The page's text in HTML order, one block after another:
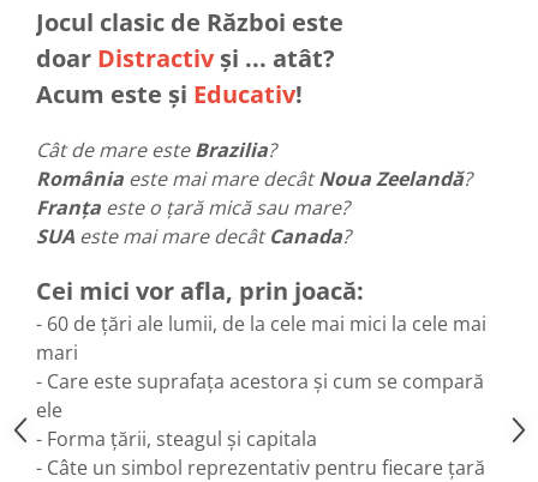
Jocul clasic de Război este
doar Distractivși ... atât?
Acum este și Educativ!
Cât de mare esteBrazilia?
România este mai mare decâtNoua Zeelandă?
Franța este o țară mică sau mare?
SUA este mai mare decâtCanada?
Cei mici vor afla, prin joacă:
- 60 de țări ale lumii, de la cele mai mici la cele mai
mari
- Care este suprafața acestora și cum se compară
ele
- Forma țării, steagul și capitala
- Câte un simbol reprezentativ pentru fiecare țară